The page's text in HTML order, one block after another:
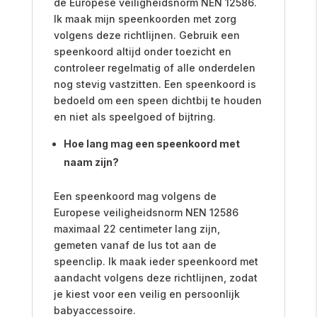
Ik maak mijn speenkoorden met zorg
volgens deze richtlijnen. Gebruik een
speenkoord altijd onder toezicht en
controleer regelmatig of alle onderdelen
nog stevig vastzitten. Een speenkoord is
bedoeld om een speen dichtbij te houden
en niet als speelgoed of bijtring.
Hoe lang mag een speenkoord met
naam zijn?
Een speenkoord mag volgens de
Europese veiligheidsnorm NEN 12586
maximaal 22 centimeter lang zijn,
gemeten vanaf de lus tot aan de
speenclip. Ik maak ieder speenkoord met
aandacht volgens deze richtlijnen, zodat
je kiest voor een veilig en persoonlijk
babyaccessoire.